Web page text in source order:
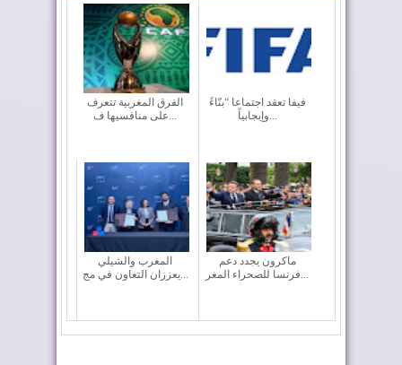
الفرق المغربية تتعرف
على منافسيها ف...
فيفا تعقد اجتماعا “بنّاءً
وإيجابياً...
المغرب والشيلي
يعززان التعاون في مج...
ماكرون يجدد دعم
فرنسا للصحراء المغر...